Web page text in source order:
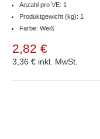
Anzahl pro VE: 1
Produktgewicht (kg): 1
Farbe: Weiß
2,82 €
3,36 € inkl. MwSt.